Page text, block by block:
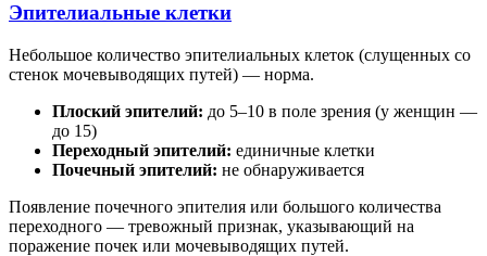
Эпителиальные клетки
Небольшое количество эпителиальных клеток (слущенных со
стенок мочевыводящих путей) — норма.
Плоский эпителий: до 5–10 в поле зрения (у женщин —
до 15)
Переходный эпителий: единичные клетки
Почечный эпителий: не обнаруживается
Появление почечного эпителия или большого количества
переходного — тревожный признак, указывающий на
поражение почек или мочевыводящих путей.